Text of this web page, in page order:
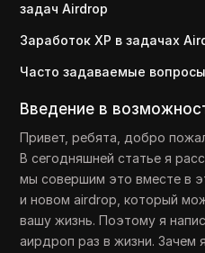
задач Airdrop
Заработок XP в задачах
Часто задаваемые вопросы
Введение в
Привет, ребята, добро
В сегодняшней статье я
мы совершим это вместе в
и новом airdrop, который
вашу жизнь. Поэтому я
аирдроп раз в жизни. Зачем